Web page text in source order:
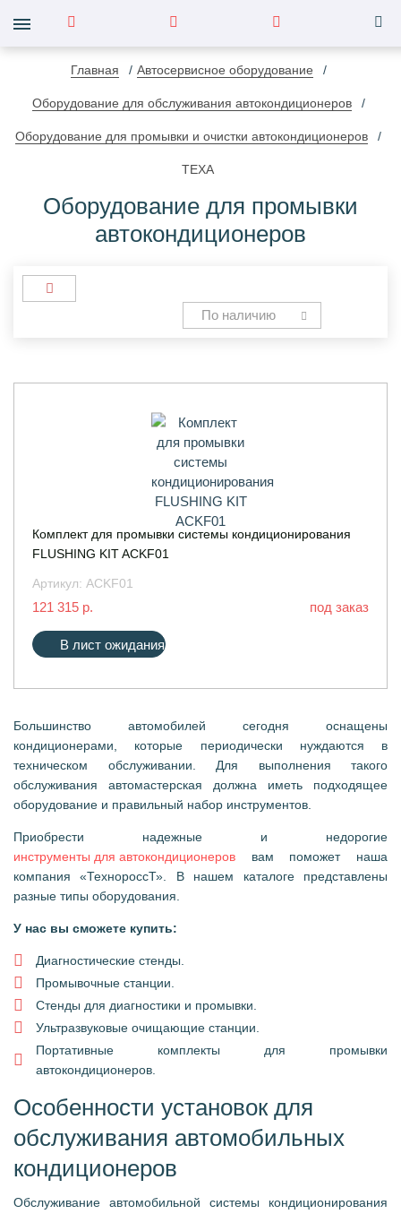
Главная Автосервисное оборудование
Оборудование для обслуживания автокондиционеров
Оборудование для промывки и очистки автокондиционеров
TEXA
Оборудование для промывки
автокондиционеров
По наличию
Комплект для промывки системы кондиционирования
FLUSHING KIT ACKF01
Артикул: ACKF01
121 315 р. под заказ
В лист ожидания
Большинство автомобилей сегодня оснащены
кондиционерами, которые периодически нуждаются в
техническом обслуживании. Для выполнения такого
обслуживания автомастерская должна иметь подходящее
оборудование и правильный набор инструментов.
Приобрести надежные и недорогие
инструменты для автокондиционеров вам поможет наша
компания «ТехнороссТ». В нашем каталоге представлены
разные типы оборудования.
У нас вы сможете купить:
Диагностические стенды.
Промывочные станции.
Стенды для диагностики и промывки.
Ультразвуковые очищающие станции.
Портативные комплекты для промывки
автокондиционеров.
Особенности установок для
обслуживания автомобильных
кондиционеров
Обслуживание автомобильной системы кондиционирования